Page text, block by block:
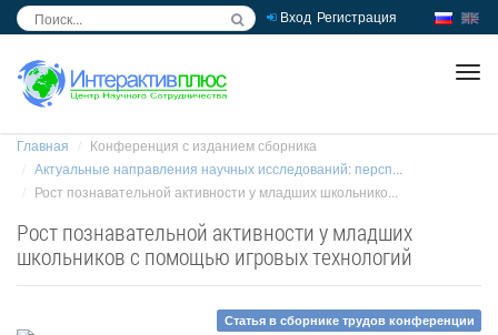
Вход Регистрация
Главная
Конференция с изданием сборника
Актуальные направления научных исследований: персп...
Рост познавательной активности у младших школьнико...
Рост познавательной активности у младших
школьников с помощью игровых технологий
Статья в сборнике трудов конференции